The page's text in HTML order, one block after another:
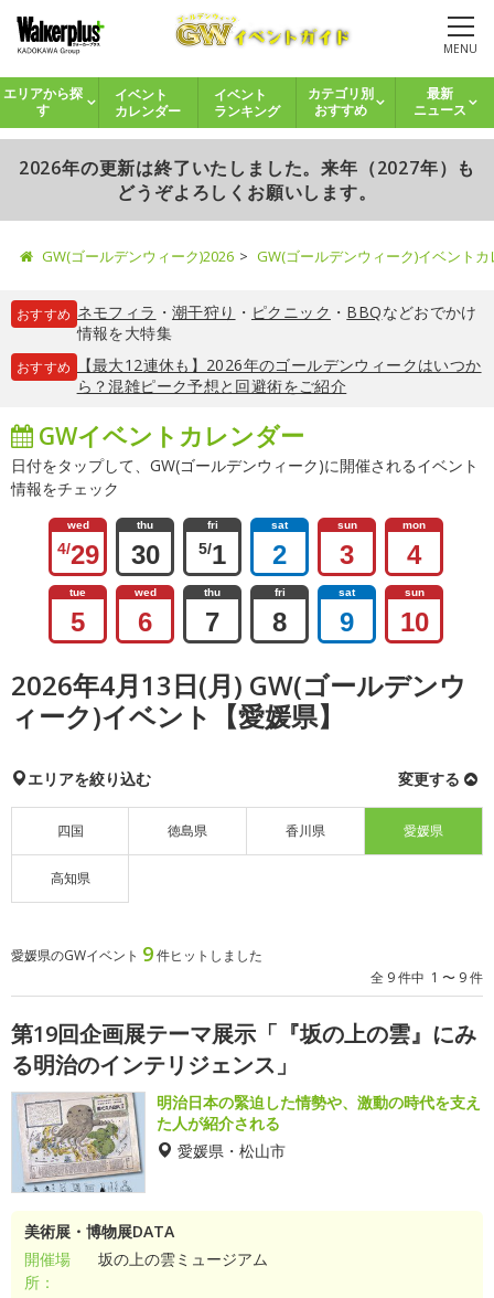
MENU
エリアから探
す
イベント
カレンダー
イベント
ランキング
カテゴリ別
おすすめ
最新
ニュース
2026年の更新は終了いたしました。来年（2027年）も
どうぞよろしくお願いします。
GW(ゴールデンウィーク)2026 GW(ゴールデンウィーク)イベント
おすすめ ネモフィラ ・ 潮干狩り ・ ピクニック ・ BBQなどおでかけ
情報を大特集
おすすめ
【最大12連休も】2026年のゴールデンウィークはいつか
ら？混雑ピーク予想と回避術をご紹介
GWイベントカレンダー
日付をタップして、GW(ゴールデンウィーク)に開催されるイベント
情報をチェック
wed
4/29
thu
30
fri
5/1
sat
2
sun
3
mon
4
tue
5
wed
6
thu
7
fri
8
sat
9
sun
10
2026年4月13日(月) GW(ゴールデンウ
ィーク)イベント【愛媛県】
エリアを絞り込む 変更する
四国 徳島県 香川県 愛媛県
高知県
愛媛県のGWイベント 9件ヒットしました
全 9 件中 1 〜 9 件
第19回企画展テーマ展示「『坂の上の雲』にみ
る明治のインテリジェンス」
明治日本の緊迫した情勢や、激動の時代を支え
た人が紹介される
愛媛県・松山市
美術展・博物展DATA
開催場
所：
坂の上の雲ミュージアム